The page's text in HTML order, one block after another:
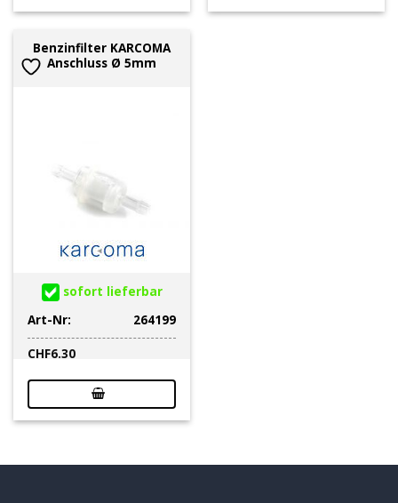
Benzinfilter KARCOMA
Anschluss Ø 5mm
sofort lieferbar
Art-Nr:
264199
CHF6.30